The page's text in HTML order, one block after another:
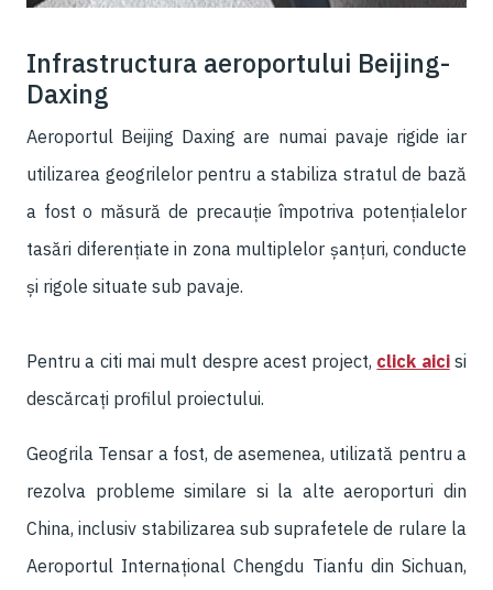
Infrastructura aeroportului Beijing-
Daxing
Aeroportul Beijing Daxing are numai pavaje rigide iar
utilizarea geogrilelor pentru a stabiliza stratul de bază
a fost o măsură de precauție împotriva potențialelor
tasări diferențiate in zona multiplelor șanțuri, conducte
și rigole situate sub pavaje.
Pentru a citi mai mult despre acest project, click aicisi
descărcați profilul proiectului.
Geogrila Tensar a fost, de asemenea, utilizată pentru a
rezolva probleme similare si la alte aeroporturi din
China, inclusiv stabilizarea sub suprafetele de rulare la
Aeroportul Internațional Chengdu Tianfu din Sichuan,